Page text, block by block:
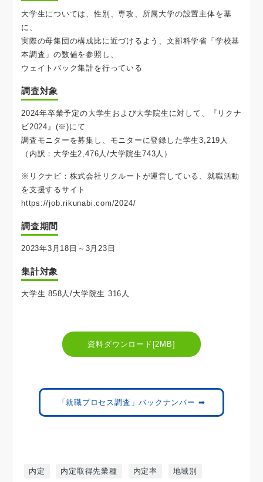
大学生については、性別、専攻、所属大学の設置主体を基
に、
実際の母集団の構成比に近づけるよう、文部科学省「学校基
本調査」の数値を参照し、
ウェイトバック集計を行っている
調査対象
2024年卒業予定の大学生および大学院生に対して、『リクナ
ビ2024』(※)にて
調査モニターを募集し、モニターに登録した学生3,219人
（内訳：大学生2,476人/大学院生743人）
※リクナビ：株式会社リクルートが運営している、就職活動
を支援するサイト
https://job.rikunabi.com/2024/
調査期間
2023年3月18日～3月23日
集計対象
大学生 858人/大学院生 316人
資料ダウンロード[2MB]
「就職プロセス調査」バックナンバー ➡
内定 内定取得先業種 内定率 地域別